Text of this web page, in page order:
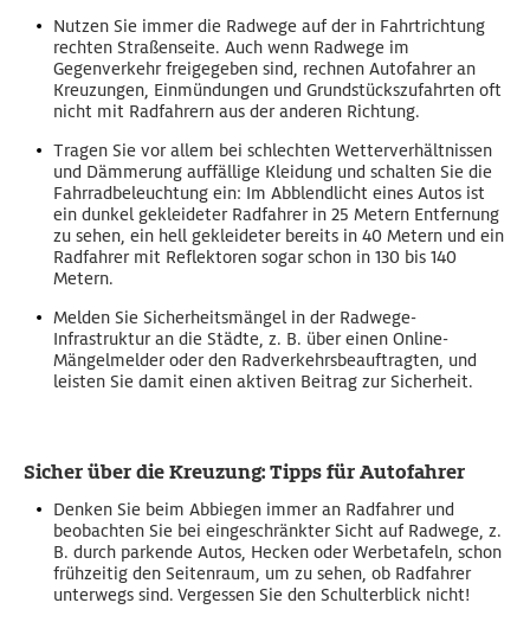
Nutzen Sie immer die Radwege auf der in Fahrtrichtung
rechten Straßenseite. Auch wenn Radwege im
Gegenverkehr freigegeben sind, rechnen Autofahrer an
Kreuzungen, Einmündungen und Grundstückszufahrten oft
nicht mit Radfahrern aus der anderen Richtung.
Tragen Sie vor allem bei schlechten Wetterverhältnissen
und Dämmerung auffällige Kleidung und schalten Sie die
Fahrradbeleuchtung ein: Im Abblendlicht eines Autos ist
ein dunkel gekleideter Radfahrer in 25 Metern Entfernung
zu sehen, ein hell gekleideter bereits in 40 Metern und ein
Radfahrer mit Reflektoren sogar schon in 130 bis 140
Metern.
Melden Sie Sicherheitsmängel in der Radwege-
Infrastruktur an die Städte, z. B. über einen Online-
Mängelmelder oder den Radverkehrsbeauftragten, und
leisten Sie damit einen aktiven Beitrag zur Sicherheit.
Sicher über die Kreuzung: Tipps für Autofahrer
Denken Sie beim Abbiegen immer an Radfahrer und
beobachten Sie bei eingeschränkter Sicht auf Radwege, z.
B. durch parkende Autos, Hecken oder Werbetafeln, schon
frühzeitig den Seitenraum, um zu sehen, ob Radfahrer
unterwegs sind. Vergessen Sie den Schulterblick nicht!